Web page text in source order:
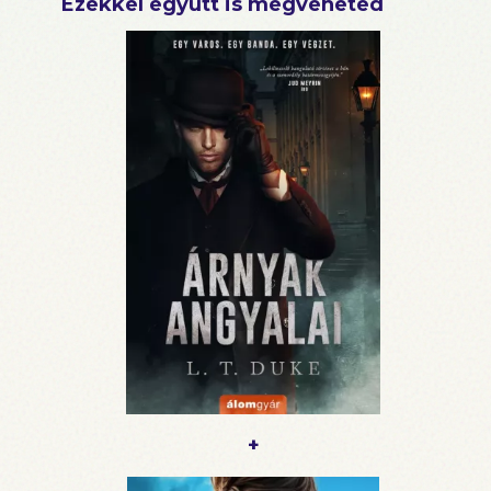
Ezekkel együtt is megveheted
+